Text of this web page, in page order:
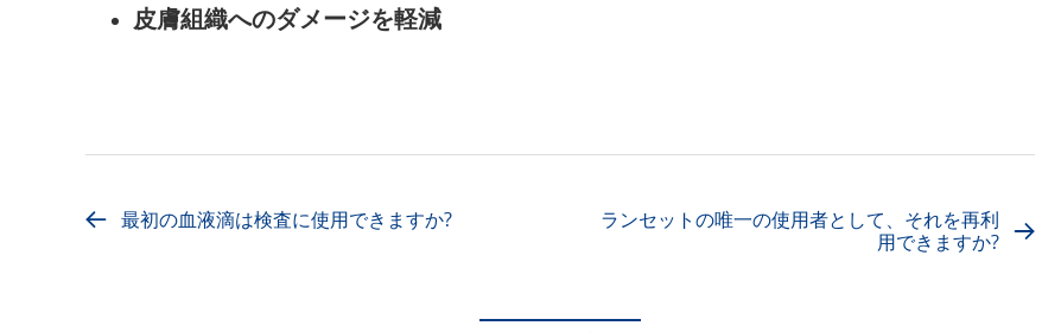
皮膚組織へのダメージを軽減
最初の血液滴は検査に使用できますか?
ランセットの唯一の使用者として、それを再利
用できますか?